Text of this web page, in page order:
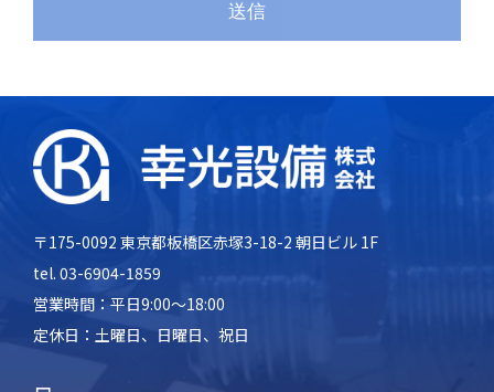
送信
〒175-0092 東京都板橋区赤塚3-18-2 朝日ビル 1F
tel. 03-6904-1859
営業時間：平日9:00～18:00
定休日：土曜日、日曜日、祝日